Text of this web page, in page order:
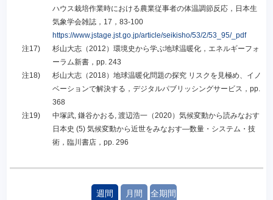
ハウス栽培作業時における農業従事者の体温調節反応，日本生
気象学会雑誌，17，83-100
https://www.jstage.jst.go.jp/article/seikisho/53/2/53_95/_pdf
注17)
杉山大志（2012）環境史から学ぶ地球温暖化，エネルギーフォ
ーラム新書，pp. 243
注18)
杉山大志（2018）地球温暖化問題の探究 リスクを見極め、イノ
ベーションで解決する，デジタルパブリッシングサービス，pp.
368
注19)
中塚武, 鎌谷かおる, 渡辺浩一（2020）気候変動から読みなおす
日本史 (5) 気候変動から近世をみなおす―数量・システム・技
術，臨川書店，pp. 296
週間 月間 全期間